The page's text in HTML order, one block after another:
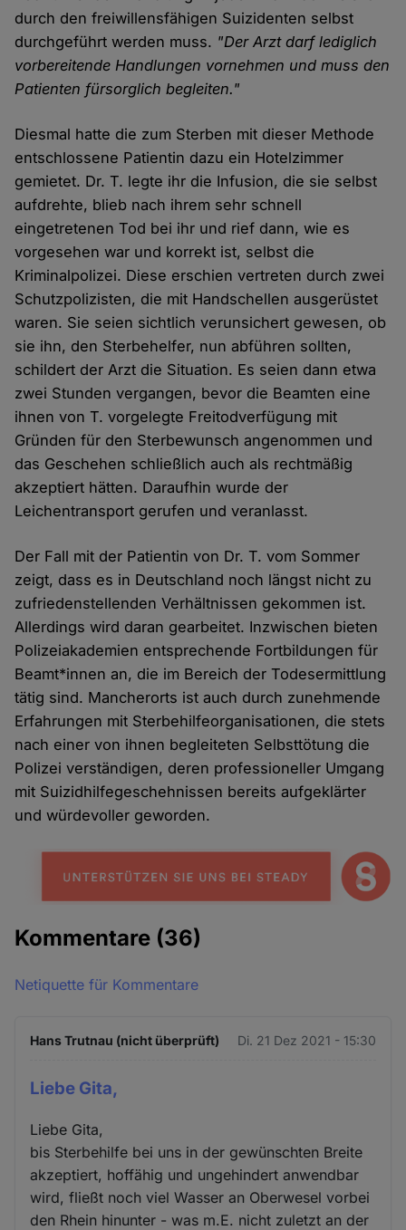
durch den freiwillensfähigen Suizidenten selbst
durchgeführt werden muss. "Der Arzt darf lediglich
vorbereitende Handlungen vornehmen und muss den
Patienten fürsorglich begleiten."
Diesmal hatte die zum Sterben mit dieser Methode
entschlossene Patientin dazu ein Hotelzimmer
gemietet. Dr. T. legte ihr die Infusion, die sie selbst
aufdrehte, blieb nach ihrem sehr schnell
eingetretenen Tod bei ihr und rief dann, wie es
vorgesehen war und korrekt ist, selbst die
Kriminalpolizei. Diese erschien vertreten durch zwei
Schutzpolizisten, die mit Handschellen ausgerüstet
waren. Sie seien sichtlich verunsichert gewesen, ob
sie ihn, den Sterbehelfer, nun abführen sollten,
schildert der Arzt die Situation. Es seien dann etwa
zwei Stunden vergangen, bevor die Beamten eine
ihnen von T. vorgelegte Freitodverfügung mit
Gründen für den Sterbewunsch angenommen und
das Geschehen schließlich auch als rechtmäßig
akzeptiert hätten. Daraufhin wurde der
Leichentransport gerufen und veranlasst.
Der Fall mit der Patientin von Dr. T. vom Sommer
zeigt, dass es in Deutschland noch längst nicht zu
zufriedenstellenden Verhältnissen gekommen ist.
Allerdings wird daran gearbeitet. Inzwischen bieten
Polizeiakademien entsprechende Fortbildungen für
Beamt*innen an, die im Bereich der Todesermittlung
tätig sind. Mancherorts ist auch durch zunehmende
Erfahrungen mit Sterbehilfeorganisationen, die stets
nach einer von ihnen begleiteten Selbsttötung die
Polizei verständigen, deren professioneller Umgang
mit Suizidhilfegeschehnissen bereits aufgeklärter
und würdevoller geworden.
Kommentare (36)
Netiquette für Kommentare
Hans Trutnau (nicht überprüft) Di. 21 Dez 2021 - 15:30
Liebe Gita,
Liebe Gita,
bis Sterbehilfe bei uns in der gewünschten Breite
akzeptiert, hoffähig und ungehindert anwendbar
wird, fließt noch viel Wasser an Oberwesel vorbei
den Rhein hinunter - was m.E. nicht zuletzt an der